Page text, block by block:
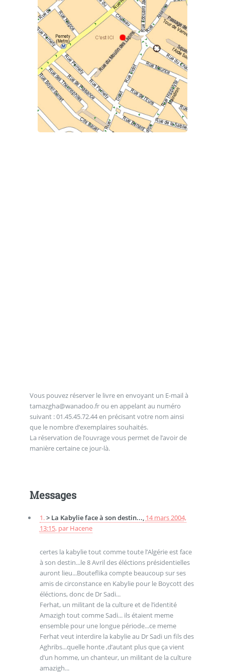
Vous pouvez réserver le livre en envoyant un E-mail à
tamazgha@wanadoo.fr ou en appelant au numéro
suivant : 01.45.45.72.44 en précisant votre nom ainsi
que le nombre d’exemplaires souhaités.
La réservation de l’ouvrage vous permet de l’avoir de
manière certaine ce jour-là.
Messages
1.> La Kabylie face à son destin..., 14 mars 2004,
13:15, par Hacene
certes la kabylie tout comme toute l’Algérie est face
à son destin...le 8 Avril des éléctions présidentielles
auront lieu...Bouteflika compte beaucoup sur ses
amis de circonstance en Kabylie pour le Boycott des
éléctions, donc de Dr Sadi...
Ferhat, un militant de la culture et de l’identité
Amazigh tout comme Sadi... ils étaient meme
ensemble pour une longue période...ce meme
Ferhat veut interdire la kabylie au Dr Sadi un fils des
Aghribs...quelle honte ,d’autant plus que ça vient
d’un homme, un chanteur, un militant de la culture
amazigh...